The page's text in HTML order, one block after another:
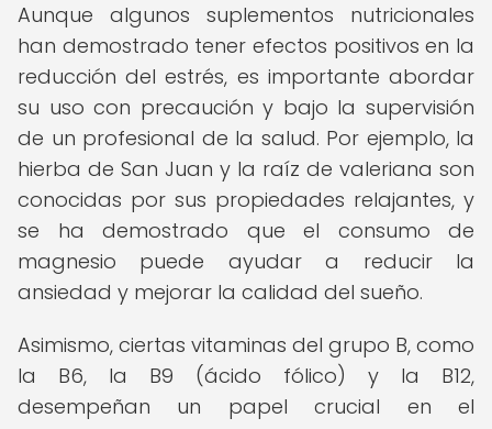
Aunque algunos suplementos nutricionales
han demostrado tener efectos positivos en la
reducción del estrés, es importante abordar
su uso con precaución y bajo la supervisión
de un profesional de la salud. Por ejemplo, la
hierba de San Juan y la raíz de valeriana son
conocidas por sus propiedades relajantes, y
se ha demostrado que el consumo de
magnesio puede ayudar a reducir la
ansiedad y mejorar la calidad del sueño.
Asimismo, ciertas vitaminas del grupo B, como
la B6, la B9 (ácido fólico) y la B12,
desempeñan un papel crucial en el